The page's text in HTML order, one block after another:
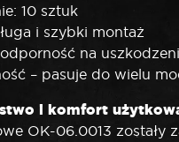
10 sztuk
i szybki montaż
odporność na
– pasuje do wielu
i komfort
OK-06.0013 zostały